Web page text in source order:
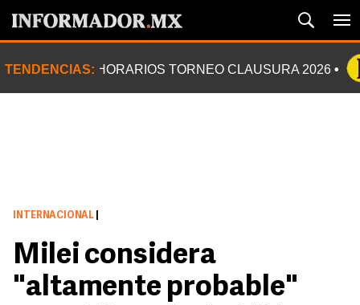
TENDENCIAS: HORARIOS TORNEO CLAUSURA 2026
INTERNACIONAL
Milei considera
"altamente probable"